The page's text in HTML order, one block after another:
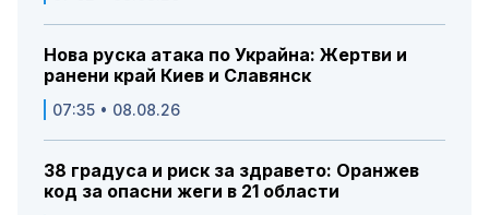
Нова руска атака по Украйна: Жертви и
ранени край Киев и Славянск
07:35 • 08.08.26
38 градуса и риск за здравето: Оранжев
код за опасни жеги в 21 области